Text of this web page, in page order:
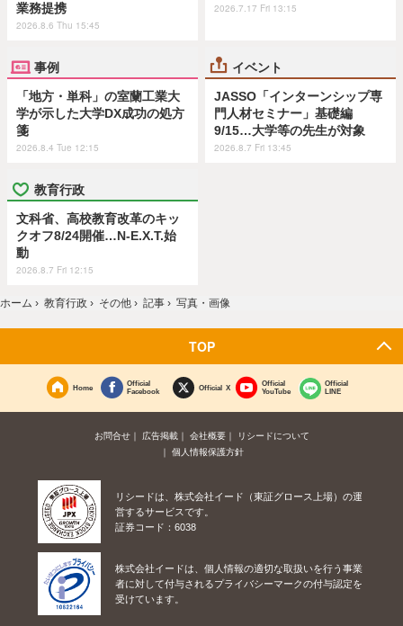
業務提携
2026.8.6 Thu 15:45
2026.7.17 Fri 13:15
事例
「地方・単科」の室蘭工業大
学が示した大学DX成功の処方
箋
2026.8.4 Tue 12:15
イベント
JASSO「インターンシップ専
門人材セミナー」基礎編
9/15…大学等の先生が対象
2026.8.7 Fri 13:45
教育行政
文科省、高校教育改革のキッ
クオフ8/24開催…N-E.X.T.始
動
2026.8.7 Fri 12:15
ホーム › 教育行政 › その他 › 記事 › 写真・画像
TOP
Home
Official
Facebook
Official X
Official
YouTube
Official
LINE
お問合せ 広告掲載 会社概要
リシードについて
個人情報保護方針
リシードは、株式会社イード（東証グロース上場）の運
営するサービスです。
証券コード：6038
株式会社イードは、個人情報の適切な取扱いを行う事業
者に対して付与されるプライバシーマークの付与認定を
受けています。